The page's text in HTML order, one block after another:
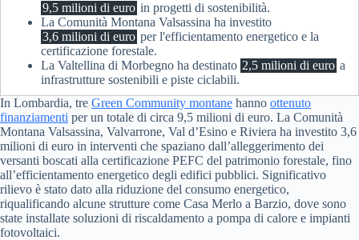
9,5 milioni di euro in progetti di sostenibilità.
La Comunità Montana Valsassina ha investito
3,6 milioni di euro per l'efficientamento energetico e la
certificazione forestale.
La Valtellina di Morbegno ha destinato 2,5 milioni di euro a
infrastrutture sostenibili e piste ciclabili.
In Lombardia, tre Green Community montane hanno ottenuto
finanziamenti per un totale di circa 9,5 milioni di euro. La Comunità
Montana Valsassina, Valvarrone, Val d’Esino e Riviera ha investito 3,6
milioni di euro in interventi che spaziano dall’alleggerimento dei
versanti boscati alla certificazione PEFC del patrimonio forestale, fino
all’efficientamento energetico degli edifici pubblici. Significativo
rilievo è stato dato alla riduzione del consumo energetico,
riqualificando alcune strutture come Casa Merlo a Barzio, dove sono
state installate soluzioni di riscaldamento a pompa di calore e impianti
fotovoltaici.